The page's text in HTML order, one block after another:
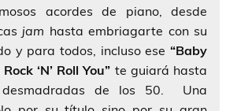
acordes de piano, desde
jam hasta embriagarte con su
y para todos, incluso ese“Baby
‘N’ Roll You” te guiará hasta
de los 50. Una